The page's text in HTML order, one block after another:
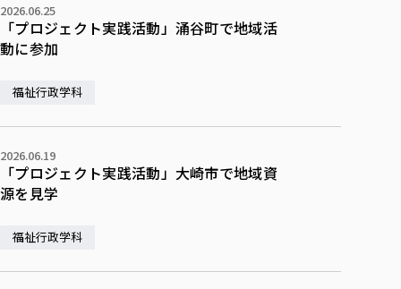
2026.06.25
「プロジェクト実践活動」涌谷町で地域活
動に参加
福祉行政学科
2026.06.19
「プロジェクト実践活動」大崎市で地域資
源を見学
福祉行政学科